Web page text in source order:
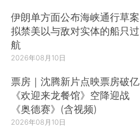
伊朗单方面公布海峡通行草案
拟禁美以与敌对实体的船只过
航
2026年08月10日
票房｜沈腾新片点映票房破亿
《欢迎来龙餐馆》空降迎战
《奥德赛》(含视频)
2026年08月10日